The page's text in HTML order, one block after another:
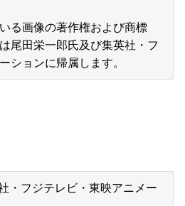
る画像の著作権および商標
尾田栄一郎氏及び集英社・フ
ションに帰属します。
・フジテレビ・東映アニメー